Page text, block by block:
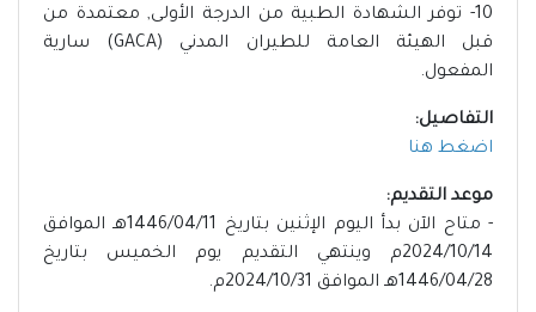
10- توفر الشهادة الطبية من الدرجة الأولى, معتمدة من
قبل الهيئة العامة للطيران المدني (GACA) سارية
المفعول.
التفاصيل:
اضغط هنا
موعد التقديم:
- متاح الآن بدأ اليوم الإثنين بتاريخ 1446/04/11هـ الموافق
2024/10/14م وينتهي التقديم يوم الخميس بتاريخ
1446/04/28هـ الموافق 2024/10/31م.